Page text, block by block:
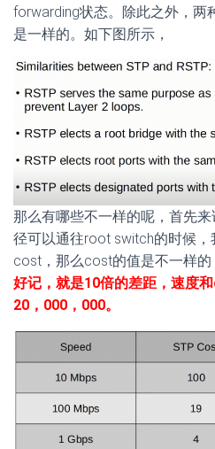
forwarding状态。除此之外，两
是一样的。如下图所示，
那么有哪些不一样的呢，首先
径可以通往root switch的时候
cost，那么cost的值是不一样的
好记，就是10倍的差距，速度
20，000，000。